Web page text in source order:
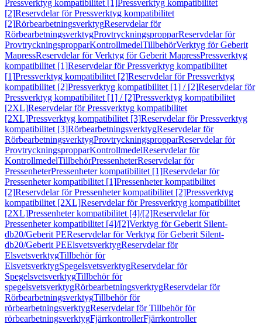
Pressverktyg kompatibilitet [1]Pressverktyg kompatibilitet
[2]Reservdelar för Pressverktyg kompatibilitet
[2]RörbearbetningsverktygReservdelar för
RörbearbetningsverktygProvtryckningspropparReservdelar för
ProvtryckningspropparKontrollmedelTillbehörVerktyg för Geberit
MapressReservdelar för Verktyg för Geberit MapressPressverktyg
kompatibilitet [1]Reservdelar för Pressverktyg kompatibilitet
[1]Pressverktyg kompatibilitet [2]Reservdelar för Pressverktyg
kompatibilitet [2]Pressverktyg kompatibilitet [1] / [2]Reservdelar för
Pressverktyg kompatibilitet [1] / [2]Pressverktyg kompatibilitet
[2XL]Reservdelar för Pressverktyg kompatibilitet
[2XL]Pressverktyg kompatibilitet [3]Reservdelar för Pressverktyg
kompatibilitet [3]RörbearbetningsverktygReservdelar för
RörbearbetningsverktygProvtryckningspropparReservdelar för
ProvtryckningspropparKontrollmedelReservdelar för
KontrollmedelTillbehörPressenheterReservdelar för
PressenheterPressenheter kompatibilitet [1]Reservdelar för
Pressenheter kompatibilitet [1]Pressenheter kompatibilitet
[2]Reservdelar för Pressenheter kompatibilitet [2]Pressverktyg
kompatibilitet [2XL]Reservdelar för Pressverktyg kompatibilitet
[2XL]Pressenheter kompatibilitet [4]/[2]Reservdelar för
Pressenheter kompatibilitet [4]/[2]Verktyg för Geberit Silent-
db20/Geberit PEReservdelar för Verktyg för Geberit Silent-
db20/Geberit PEElsvetsverktygReservdelar för
ElsvetsverktygTillbehör för
ElsvetsverktygSpegelsvetsverktygReservdelar för
SpegelsvetsverktygTillbehör för
spegelsvetsverktygRörbearbetningsverktygReservdelar för
RörbearbetningsverktygTillbehör för
rörbearbetningsverktygReservdelar för Tillbehör för
rörbearbetningsverktygFjärrkontrollerFjärrkontroller